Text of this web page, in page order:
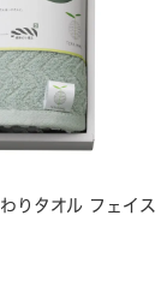
りタオル フェイス